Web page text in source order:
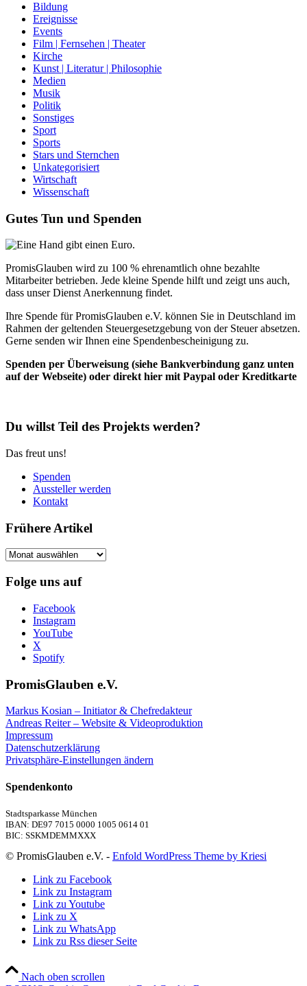
Bildung
Ereignisse
Events
Film | Fernsehen | Theater
Kirche
Kunst | Literatur | Philosophie
Medien
Musik
Politik
Sonstiges
Sport
Sports
Stars und Sternchen
Unkategorisiert
Wirtschaft
Wissenschaft
Gutes Tun und Spenden
PromisGlauben wird zu 100 % ehrenamtlich ohne bezahlte
Mitarbeiter betrieben. Jede kleine Spende hilft und zeigt uns auch,
dass unser Dienst Anerkennung findet.
Ihre Spende für PromisGlauben e.V. können Sie in Deutschland im
Rahmen der geltenden Steuergesetzgebung von der Steuer absetzen.
Gerne senden wir Ihnen eine Spendenbescheinigung zu.
Spenden per Überweisung (siehe Bankverbindung ganz unten
auf der Webseite) oder direkt hier mit Paypal oder Kreditkarte
Du willst Teil des Projekts werden?
Das freut uns!
Spenden
Aussteller werden
Kontakt
Frühere Artikel
Frühere
Folge uns auf
Facebook
Instagram
YouTube
X
Spotify
PromisGlauben e.V.
Markus Kosian – Initiator & Chefredakteur
Andreas Reiter – Website & Videoproduktion
Impressum
Datenschutzerklärung
Privatsphäre-Einstellungen ändern
Spendenkonto
Stadtsparkasse München
IBAN: DE97 7015 0000 1005 0614 01
BIC: SSKMDEMMXXX
© PromisGlauben e.V. - Enfold WordPress Theme by Kriesi
Link zu Facebook
Link zu Instagram
Link zu Youtube
Link zu X
Link zu WhatsApp
Link zu Rss dieser Seite
Nach oben scrollen